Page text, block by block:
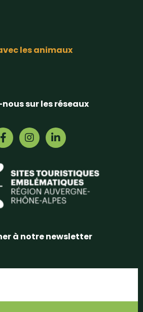
les animaux
sur les réseaux
à notre newsletter